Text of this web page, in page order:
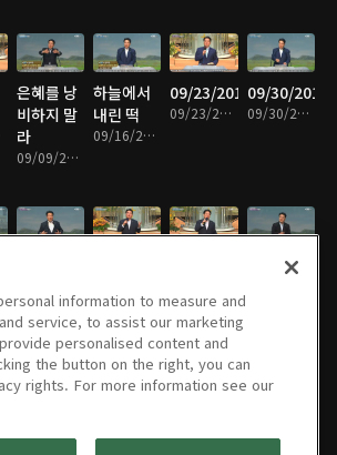
은혜를 낭
비하지 말
라
09/09/2016 • 45분
하늘에서
내린 떡
09/16/2016 • 44분
09/23/2016
09/23/2016 • 43분
09/30/2016
09/30/2016 • 46분
11/11/2016
12/02/201612/09/201612/16/201612/23/2016
information to measure and
service, to assist our marketing
personalised content and
the button on the right, you can
rights. For more information see our